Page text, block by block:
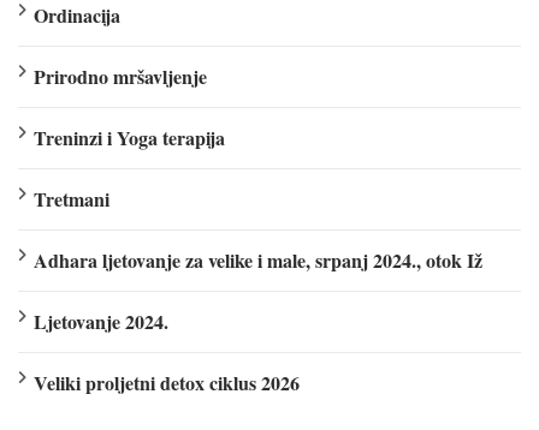
Ordinacija
Prirodno mršavljenje
Treninzi i Yoga terapija
Tretmani
Adhara ljetovanje za velike i male, srpanj 2024., otok Iž
Ljetovanje 2024.
Veliki proljetni detox ciklus 2026